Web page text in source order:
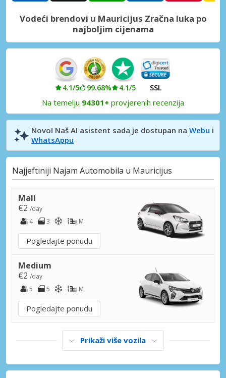
Vodeći brendovi u Mauricijus Zračna luka po
najboljim cijenama
4.1/5 99.68% 4.1/5 SSL
Na temelju 94301+ provjerenih recenzija
Novo! Naš AI asistent sada je dostupan na Webu i
WhatsAppu
Najjeftiniji Najam Automobila u Mauricijus
Mali
€2 /day
4
3 M
Pogledajte ponudu
Medium
€2 /day
5
5 M
Pogledajte ponudu
Prikaži više vozila